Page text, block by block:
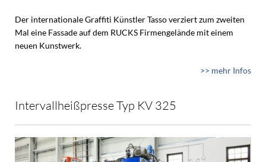
Der internationale Graffiti Künstler Tasso verziert zum zweiten
Mal eine Fassade auf dem RUCKS Firmengelände mit einem
neuen Kunstwerk.
>> mehr Infos
Intervallheißpresse Typ KV 325